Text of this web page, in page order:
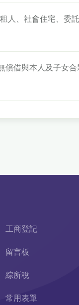
人、社會住宅、委
償借與本人及子女
工商登記
留言板
綜所稅
常用表單